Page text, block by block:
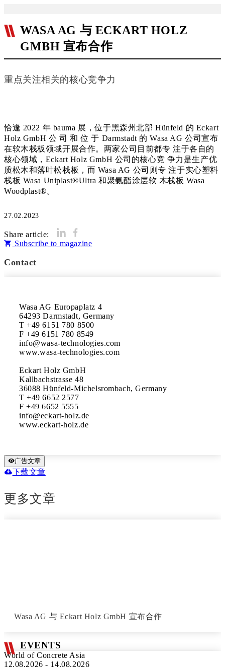
WASA AG 与 ECKART HOLZ
GMBH 宣布合作
重点关注相关的核心竞争力
恰逢 2022 年 bauma 展，位于黑森州北部 Hünfeld 的 Eckart
Holz GmbH 公 司 和 位 于 Darmstadt 的 Wasa AG 公司宣布
在软木栈板领域开展合作。两家公司目前都专 注于各自的
核心领域，Eckart Holz GmbH 公司的核心竞 争力是生产优
质松木和落叶松栈板，而 Wasa AG 公司则专 注于实心塑料
栈板 Wasa Uniplast®Ultra 和聚氨酯涂层软 木栈板 Wasa
Woodplast®。
27.02.2023
Share article:
Subscribe to magazine
Contact
Wasa AG Europaplatz 4
64293 Darmstadt, Germany
T +49 6151 780 8500
F +49 6151 780 8549
info@wasa-technologies.com
www.wasa-technologies.com
Eckart Holz GmbH
Kallbachstrasse 48
36088 Hünfeld-Michelsrombach, Germany
T +49 6652 2577
F +49 6652 5555
info@eckart-holz.de
www.eckart-holz.de
广告文章
下载文章
更多文章
Wasa AG 与 Eckart Holz GmbH 宣布合作
EVENTS
World of Concrete Asia
12.08.2026 - 14.08.2026